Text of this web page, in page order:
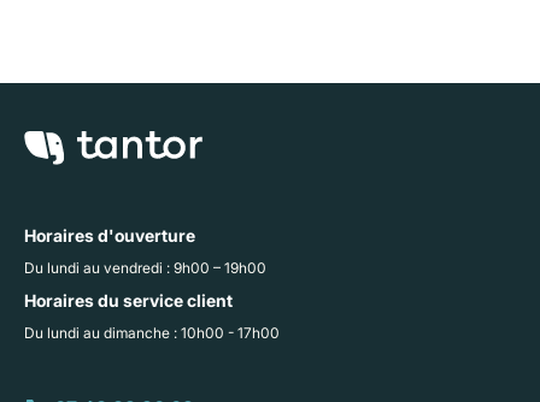
Horaires d'ouverture
Du lundi au vendredi : 9h00 – 19h00
Horaires du service client
Du lundi au dimanche : 10h00 - 17h00